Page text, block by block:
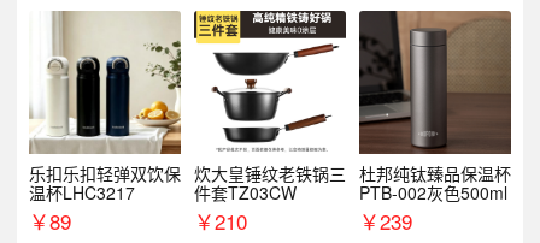
乐扣乐扣轻弹双饮保
温杯LHC3217
￥89
炊大皇锤纹老铁锅三
件套TZ03CW
￥210
杜邦纯钛臻品保温杯
PTB-002灰色500ml
￥239